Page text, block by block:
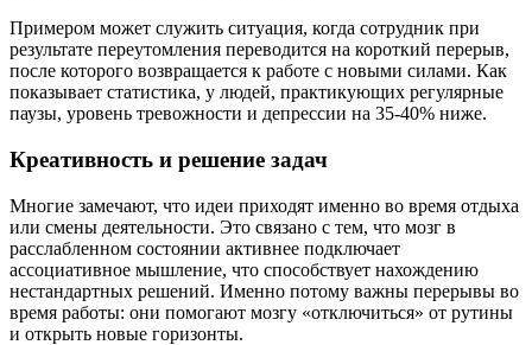
Примером может служить ситуация, когда сотрудник при
результате переутомления переводится на короткий перерыв,
после которого возвращается к работе с новыми силами. Как
показывает статистика, у людей, практикующих регулярные
паузы, уровень тревожности и депрессии на 35-40% ниже.
Креативность и решение задач
Многие замечают, что идеи приходят именно во время отдыха
или смены деятельности. Это связано с тем, что мозг в
расслабленном состоянии активнее подключает
ассоциативное мышление, что способствует нахождению
нестандартных решений. Именно потому важны перерывы во
время работы: они помогают мозгу «отключиться» от рутины
и открыть новые горизонты.